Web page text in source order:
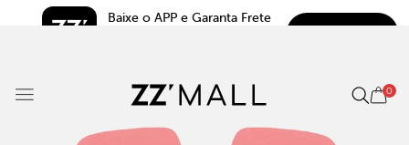
Baixe o APP e Garanta Frete
0